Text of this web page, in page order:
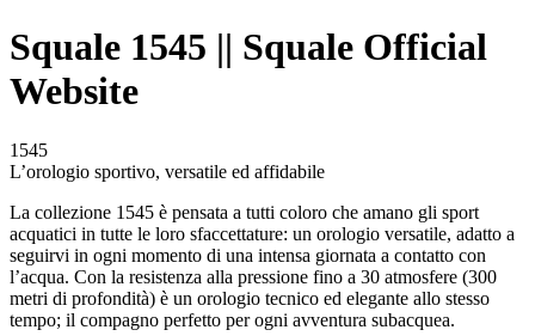
Squale 1545 || Squale Official
Website
1545
L’orologio sportivo, versatile ed affidabile
La collezione 1545 è pensata a tutti coloro che amano gli sport
acquatici in tutte le loro sfaccettature: un orologio versatile, adatto a
seguirvi in ogni momento di una intensa giornata a contatto con
l’acqua. Con la resistenza alla pressione fino a 30 atmosfere (300
metri di profondità) è un orologio tecnico ed elegante allo stesso
tempo; il compagno perfetto per ogni avventura subacquea.